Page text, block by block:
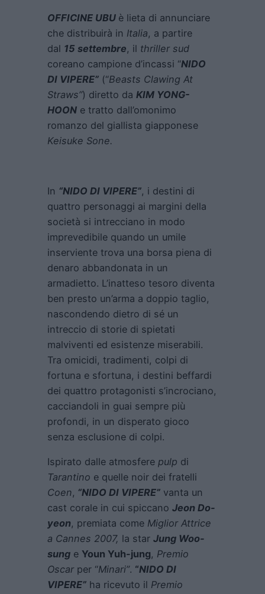
OFFICINE UBU è lieta di annunciare
che distribuirà in Italia, a partire
dal 15 settembre, il thriller sud
coreano campione d’incassi “NIDO
DI VIPERE” (“Beasts Clawing At
Straws”) diretto da KIM YONG-
HOON e tratto dall’omonimo
romanzo del giallista giapponese
Keisuke Sone.
In “NIDO DI VIPERE”, i destini di
quattro personaggi ai margini della
società si intrecciano in modo
imprevedibile quando un umile
inserviente trova una borsa piena di
denaro abbandonata in un
armadietto. L’inatteso tesoro diventa
ben presto un’arma a doppio taglio,
nascondendo dietro di sé un
intreccio di storie di spietati
malviventi ed esistenze miserabili.
Tra omicidi, tradimenti, colpi di
fortuna e sfortuna, i destini beffardi
dei quattro protagonisti s’incrociano,
cacciandoli in guai sempre più
profondi, in un disperato gioco
senza esclusione di colpi.
Ispirato dalle atmosfere pulp di
Tarantino e quelle noir dei fratelli
Coen, “NIDO DI VIPERE” vanta un
cast corale in cui spiccano Jeon Do-
yeon, premiata come Miglior Attrice
a Cannes 2007, la star Jung Woo-
sung e Youn Yuh-jung, Premio
Oscarper “Minari”. “NIDO DI
VIPERE” ha ricevuto il Premio